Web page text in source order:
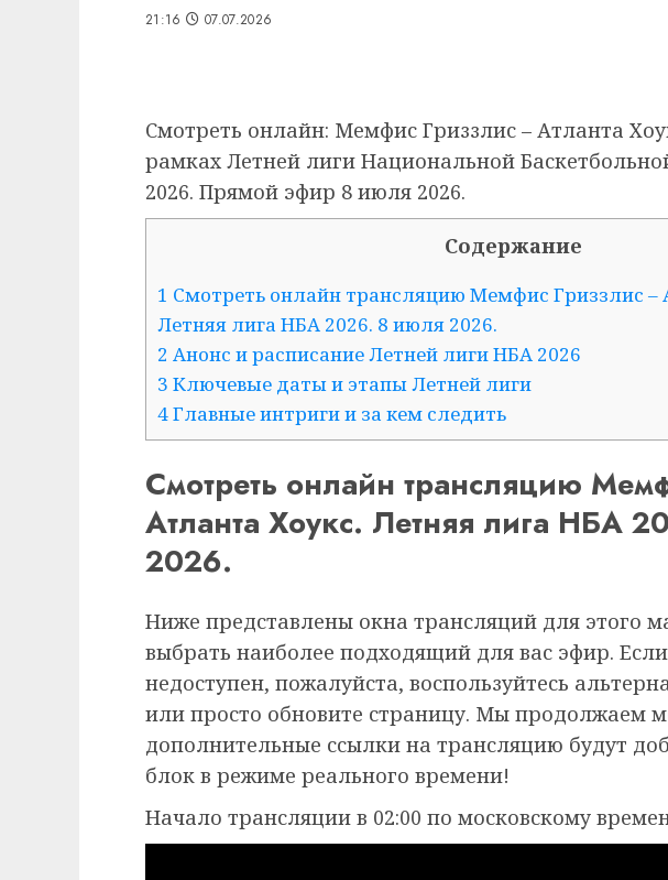
21:16 07.07.2026
Смотреть онлайн: Мемфис Гриззлис – Атланта
рамках Летней лиги Национальной
2026. Прямой эфир 8 июля 2026.
Содержание
1 Смотреть онлайн трансляцию Мемфис Гриззлис –
Летняя лига НБА 2026. 8 июля 2026.
2 Анонс и расписание Летней лиги НБА 2026
3 Ключевые даты и этапы Летней лиги
4 Главные интриги и за кем следить
Смотреть онлайн трансляцию
Атланта Хоукс. Летняя лига НБА
2026.
Ниже представлены окна трансляций для этого
выбрать наиболее подходящий для вас эфир.
недоступен, пожалуйста, воспользуйтесь
или просто обновите страницу. Мы продолжаем
дополнительные ссылки на трансляцию будут
блок в режиме реального времени!
Начало трансляции в 02:00 по московскому